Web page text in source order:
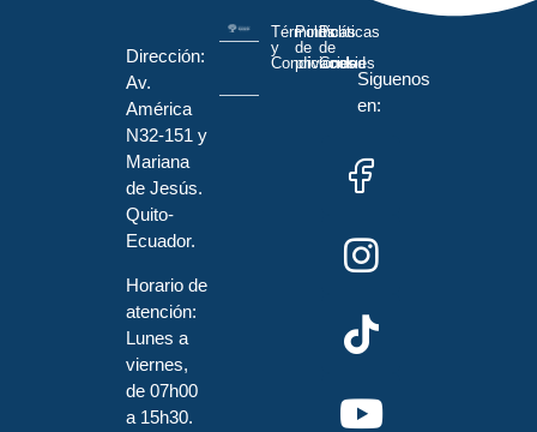
Dirección:
Av.
América
N32-151 y
Mariana
de Jesús.
Quito-
Ecuador.
Horario de
atención:
Lunes a
viernes,
de 07h00
a 15h30.
Términos
y
Condiciones
Políticas
de
privacidad
Políticas
de
Cookies
Siguenos
en: